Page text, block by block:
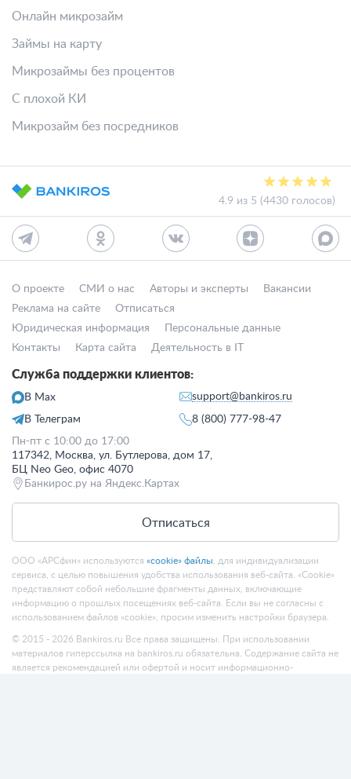
Онлайн микрозайм
Займы на карту
Микрозаймы без процентов
С плохой КИ
Микрозайм без посредников
4.9 из 5 (4430 голосов)
О проекте СМИ о нас Авторы и эксперты
Вакансии
Реклама на сайте
Отписаться
Юридическая информация
Персональные данные
Контакты
Карта сайта Деятельность в IT
Служба поддержки клиентов:
В Max
В Телеграм
support@bankiros.ru
8 (800) 777-98-47
Пн-пт с 10:00 до 17:00
117342, Москва, ул. Бутлерова, дом 17,
БЦ Neo Geo, офис 4070
Банкирос.ру на Яндекс.Картах
Отписаться
ООО «АРСфин» используются «cookie» файлы , для индивидуализации
сервиса, с целью повышения удобства использования веб-сайта. «Cookie»
представляют собой небольшие фрагменты данных, включающие
информацию о прошлых посещениях веб-сайта. Если вы не согласны с
использованием файлов «cookie», просим изменить настройки браузера.
© 2015 - 2026 Bankiros.ru Все права защищены. При использовании
материалов гиперссылка на bankiros.ru обязательна. Содержание сайта не
является рекомендацией или офертой и носит информационно-